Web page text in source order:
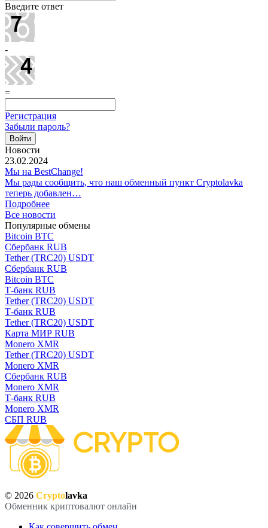
Введите ответ
-
=
Регистрация
Забыли пароль?
Новости
23.02.2024
Мы на BestChange!
Мы рады сообщить, что наш обменный пункт Cryptolavka
теперь добавлен…
Подробнее
Все новости
Популярные обмены
Bitcoin BTC
Сбербанк RUB
Tether (TRC20) USDT
Сбербанк RUB
Bitcoin BTC
Т-банк RUB
Tether (TRC20) USDT
Т-банк RUB
Tether (TRC20) USDT
Карта МИР RUB
Monero XMR
Tether (TRC20) USDT
Monero XMR
Сбербанк RUB
Monero XMR
Т-банк RUB
Monero XMR
СБП RUB
© 2026 Cryptolavka
Обменник криптовалют онлайн